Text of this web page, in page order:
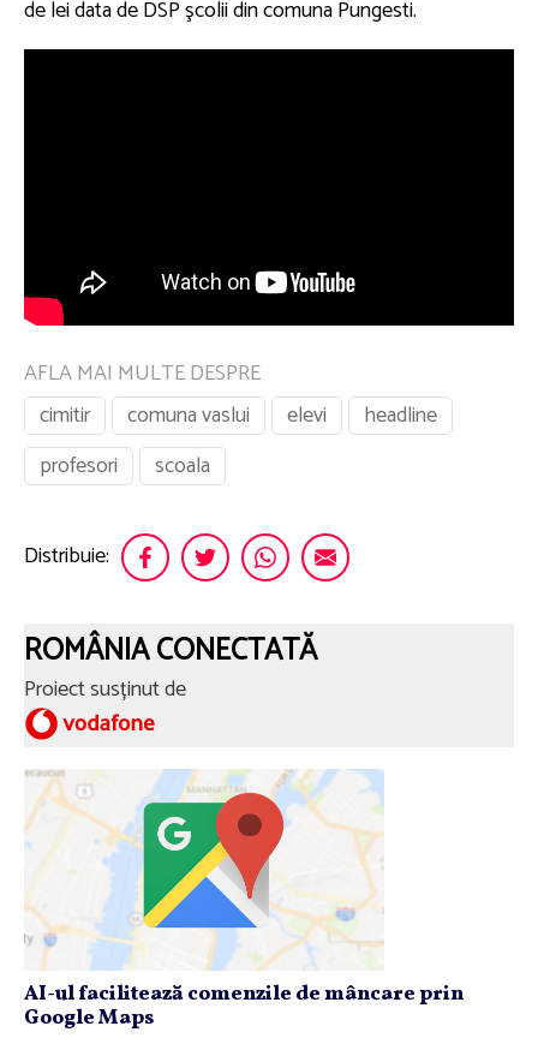
de lei data de DSP şcolii din comuna Pungesti.
AFLA MAI MULTE DESPRE
cimitir
comuna vaslui elevi
headline
profesori
scoala
Distribuie:
ROMÂNIA CONECTATĂ
Proiect susținut de
AI-ul facilitează comenzile de mâncare prin
Google Maps